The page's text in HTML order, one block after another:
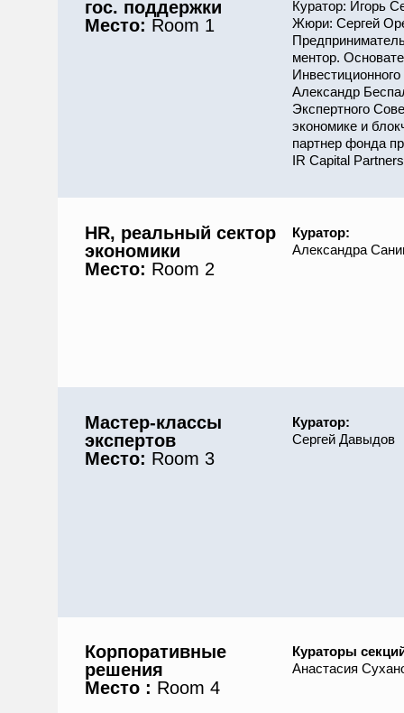
Куратор: Игорь
Жюри: Сергей
ментор.
Александр
Экспертного
экономике и
партнер фонда
IR Capital Partners
гос. поддержки
Место: Room 1
HR, реальный сектор
экономики
Место: Room 2
Куратор:
Сергей Давыдов
Мастер-классы
экспертов
Место: Room 3
Кураторы
Анастасия
Корпоративные
решения
Место : Room 4
Куратор:
Александра